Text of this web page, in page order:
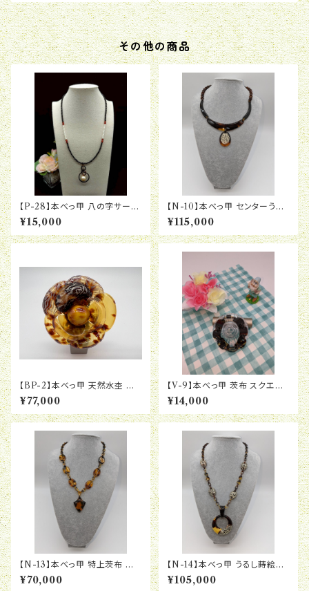
その他の商品
【P-28】本べっ甲 八の字サーク
ル パールペンダント(オニキスネ
ックレス付き)
¥15,000
【N-10】本べっ甲 センターうる
し蒔絵 チョーカー しずくブラ ネ
ックレス
¥115,000
【BP-2】本べっ甲 天然水杢 上
茨布 次分け カメリア ブローチ
ペンダント
¥77,000
【V-9】本べっ甲 茨布 スクエア
組み ブレスレット
¥14,000
【N-13】本べっ甲 特上茨布 厚
小判 剣尻ブラ ネックレス
¥70,000
【N-14】本べっ甲 うるし蒔絵茨
布 リバーシブル 小判エクボ ド
ーナツ ネックレス
¥105,000